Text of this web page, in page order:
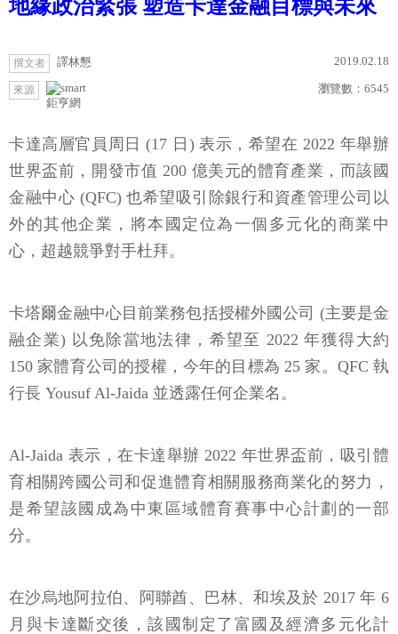
地緣政治緊張 塑造卡達金融目標與未來
撰文者 譯林懇 2019.02.18
來源
鉅亨網
瀏覽數： 6545
卡達高層官員周日 (17 日) 表示，希望在 2022 年舉辦
世界盃前，開發市值 200 億美元的體育產業，而該國
金融中心 (QFC) 也希望吸引除銀行和資產管理公司以
外的其他企業，將本國定位為一個多元化的商業中
心，超越競爭對手杜拜。
卡塔爾金融中心目前業務包括授權外國公司 (主要是金
融企業) 以免除當地法律，希望至 2022 年獲得大約
150 家體育公司的授權，今年的目標為 25 家。QFC 執
行長 Yousuf Al-Jaida 並透露任何企業名。
Al-Jaida 表示，在卡達舉辦 2022 年世界盃前，吸引體
育相關跨國公司和促進體育相關服務商業化的努力，
是希望該國成為中東區域體育賽事中心計劃的一部
分。
在沙烏地阿拉伯、阿聯酋、巴林、和埃及於 2017 年 6
月與卡達斷交後，該國制定了富國及經濟多元化計